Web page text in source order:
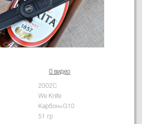
0 видео
2002C
We Knife
Карбон+G10
51 гр